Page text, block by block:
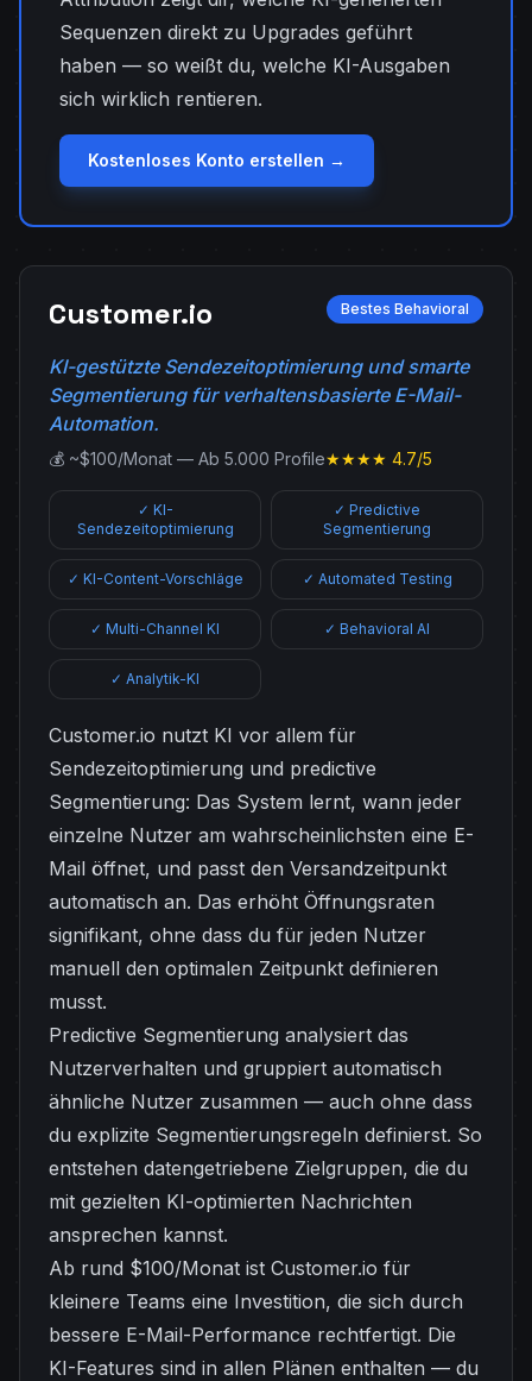
Sequenzen direkt zu Upgrades geführt
haben — so weißt du, welche KI-Ausgaben
sich wirklich rentieren.
Kostenloses Konto erstellen →
Customer.io Bestes Behavioral
KI-gestützte Sendezeitoptimierung und smarte
Segmentierung für verhaltensbasierte E-Mail-
Automation.
💰 ~$100/Monat — Ab 5.000 Profile★★★★ 4.7/5
✓ KI-
Sendezeitoptimierung
✓ Predictive
Segmentierung
✓ KI-Content-Vorschläge ✓ Automated Testing
✓ Multi-Channel KI ✓ Behavioral AI
✓ Analytik-KI
Customer.io nutzt KI vor allem für
Sendezeitoptimierung und predictive
Segmentierung: Das System lernt, wann jeder
einzelne Nutzer am wahrscheinlichsten eine E-
Mail öffnet, und passt den Versandzeitpunkt
automatisch an. Das erhöht Öffnungsraten
signifikant, ohne dass du für jeden Nutzer
manuell den optimalen Zeitpunkt definieren
musst.
Predictive Segmentierung analysiert das
Nutzerverhalten und gruppiert automatisch
ähnliche Nutzer zusammen — auch ohne dass
du explizite Segmentierungsregeln definierst. So
entstehen datengetriebene Zielgruppen, die du
mit gezielten KI-optimierten Nachrichten
ansprechen kannst.
Ab rund $100/Monat ist Customer.io für
kleinere Teams eine Investition, die sich durch
bessere E-Mail-Performance rechtfertigt. Die
KI-Features sind in allen Plänen enthalten — du